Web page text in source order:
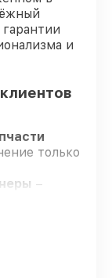
и
только
–